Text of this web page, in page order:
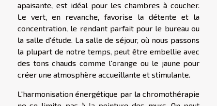
apaisante, est idéal pour les chambres à coucher.
Le vert, en revanche, favorise la détente et la
concentration, le rendant parfait pour le bureau ou
la salle d'étude. La salle de séjour, où nous passons
la plupart de notre temps, peut être embellie avec
des tons chauds comme l'orange ou le jaune pour
créer une atmosphère accueillante et stimulante.
L'harmonisation énergétique par la chromothérapie